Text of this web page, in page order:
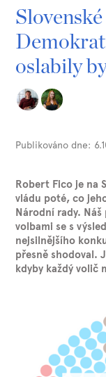
oslabily
Publikováno dne:
Robert Fico je na
vládu poté, co
Národní rady.
volbami se s
nejsilnějšího
přesně shodoval.
kdyby každý volič